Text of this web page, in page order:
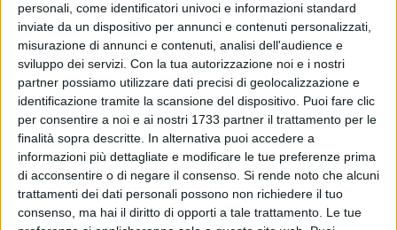
personali, come identificatori univoci e informazioni standard
inviate da un dispositivo per annunci e contenuti personalizzati,
misurazione di annunci e contenuti, analisi dell'audience e
sviluppo dei servizi. Con la tua autorizzazione noi e i nostri
partner possiamo utilizzare dati precisi di geolocalizzazione e
identificazione tramite la scansione del dispositivo. Puoi fare clic
per consentire a noi e ai nostri 1733 partner il trattamento per le
finalità sopra descritte. In alternativa puoi accedere a
informazioni più dettagliate e modificare le tue preferenze prima
di acconsentire o di negare il consenso. Si rende noto che alcuni
trattamenti dei dati personali possono non richiedere il tuo
consenso, ma hai il diritto di opporti a tale trattamento. Le tue
32
A cura di
LA REDAZIONE
Ancora una tragedia sul lavoro in Puglia.
Intorno alle 11 di oggi, 13 maggio, un uomo di 63 anni di
Gioia del Colle è rimasto schiacciato dal proprio trattore
mentre stava lavorando in campagna, nell'agro tra i territorio
di Conversano e Turi, nella Città metropolitana di Bari,